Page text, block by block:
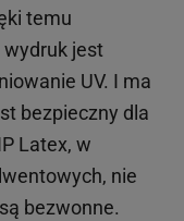
temu
jest
UV. I ma
bezpieczny dla
Latex, w
, nie
bezwonne.